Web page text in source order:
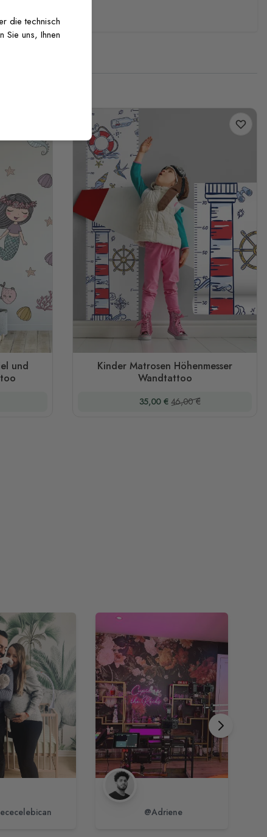
und
Kinder Matrosen Höhenmesser
Wandtattoo
Sonderpreis
35,00 € Regulärer Preis
46,00 €
@Adriene
die technisch
Sie uns, Ihnen